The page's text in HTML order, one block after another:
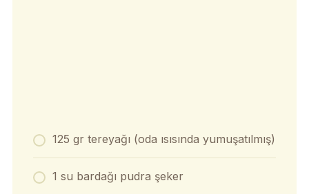
125 gr tereyağı (oda ısısında yumuşatılmış)
1 su bardağı pudra şeker